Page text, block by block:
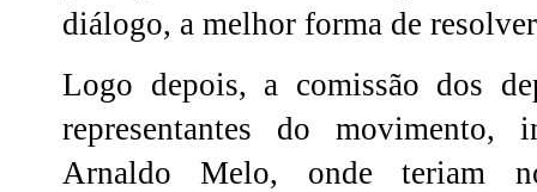
diálogo, a melhor forma de
Logo depois, a comissão dos
representantes do movimento,
Arnaldo Melo, onde teriam